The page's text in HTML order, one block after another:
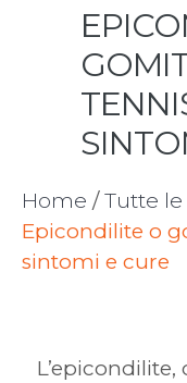
Home /Tutte
Epicondilite o
sintomi e cure